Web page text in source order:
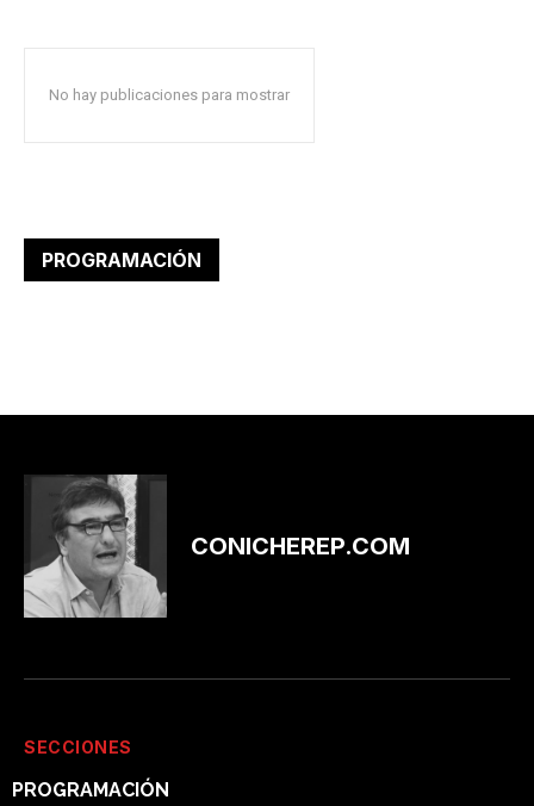
No hay publicaciones para mostrar
PROGRAMACIÓN
CONICHEREP.COM
SECCIONES
PROGRAMACIÓN